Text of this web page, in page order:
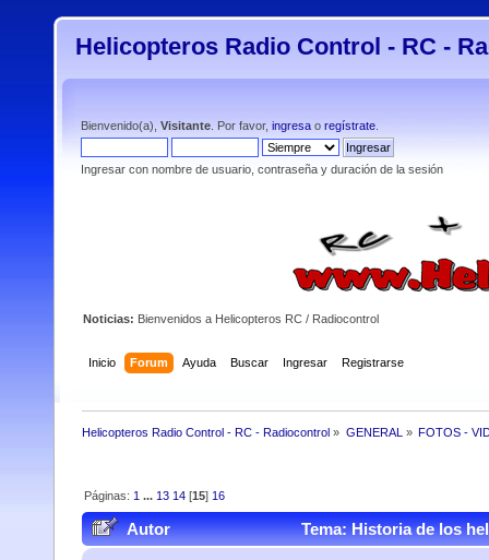
Helicopteros Radio Control - RC -
Bienvenido(a), Visitante . Por favor, ingresa o regístrate
Ingresar con nombre de usuario, contraseña y duración de la sesión
Noticias: Bienvenidos a Helicopteros RC / Radiocontrol
Inicio Forum Ayuda Buscar Ingresar Registrarse
Helicopteros Radio Control - RC - Radiocontrol » GENERAL » FOTOS -
Páginas: 1 ... 13 14 [15] 16
Autor Tema: Historia de los